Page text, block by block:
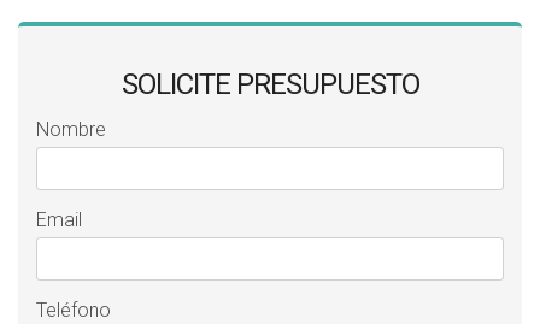
SOLICITE PRESUPUESTO
Nombre
Email
Teléfono